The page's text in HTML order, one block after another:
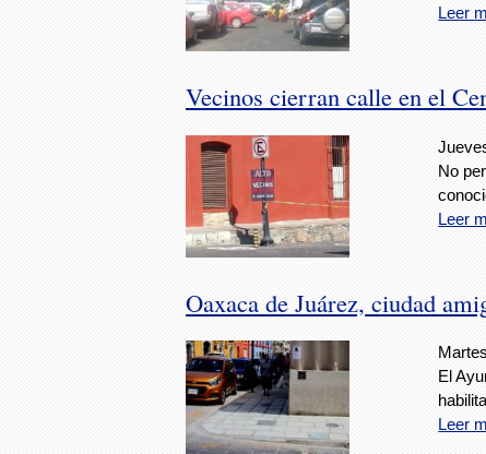
Leer
Vecinos cierran calle en el
No
Leer
Oaxaca de Juárez, ciudad
El
Leer